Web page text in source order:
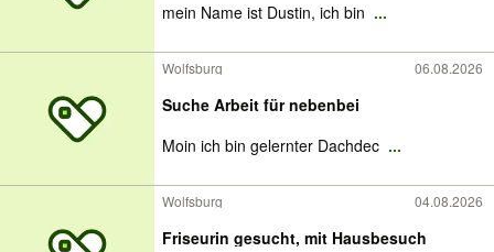
mein Name ist Dustin, ich bin ...
Wolfsburg 06.08.2026
Suche Arbeit für nebenbei
Moin ich bin gelernter Dachdec ...
Wolfsburg 04.08.2026
Friseurin gesucht, mit Hausbesuch